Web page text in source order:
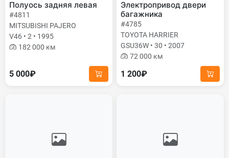
Полуось задняя левая
#4811
MITSUBISHI PAJERO
V46 • 2 • 1995
182 000 км
5 000₽
Электропривод двери
багажника
#4785
TOYOTA HARRIER
GSU36W • 30 • 2007
72 000 км
1 200₽